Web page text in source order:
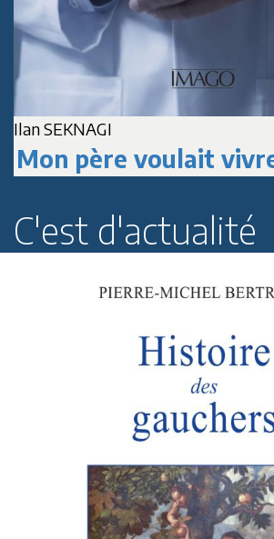
Ilan SEKNAGI
Mon père voulait
C'est d'actualité